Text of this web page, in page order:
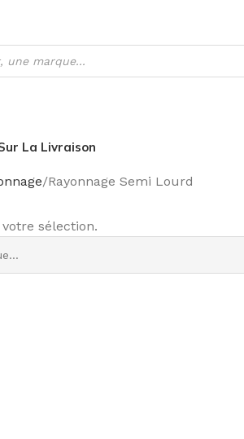
La Livraison
Rayonnage Semi Lourd
sélection.